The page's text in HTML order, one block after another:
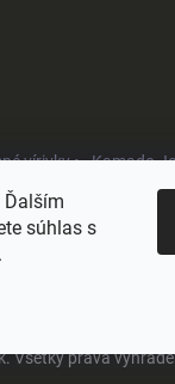
Ďalším
súhlas s
.
vírivky • Kamado
. Všetky práva